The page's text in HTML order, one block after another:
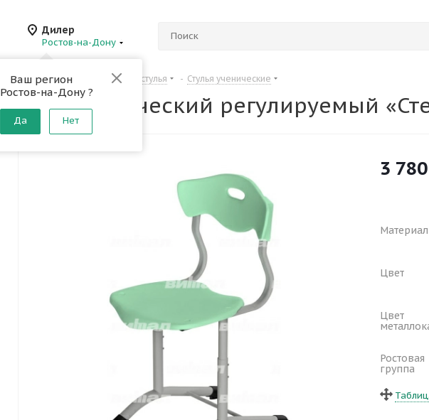
Дилер
Ростов-на-Дону
Ваш регион
Ростов-на-Дону ?
Да Нет
Главная - Каталог Столы и стулья - Стулья ученические
Стул ученический регулируемый
3 780
Материал
Цвет
Цвет
Ростовая
группа